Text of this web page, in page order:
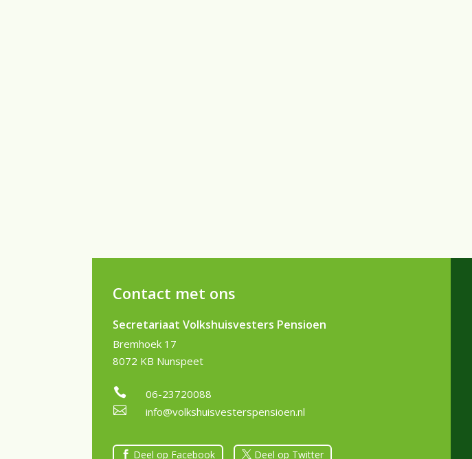
Contact met ons
Secretariaat Volkshuisvesters Pensioen
Bremhoek 17
8072 KB Nunspeet
 06-23720088
 info@volkshuisvesterspensioen.nl
Deel op Facebook Deel op Twitter